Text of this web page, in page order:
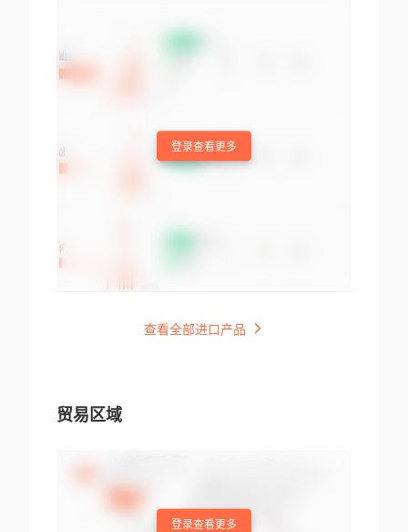
登录查看更多
查看全部进口产品
贸易区域
登录查看更多